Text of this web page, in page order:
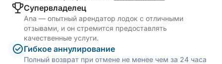
Cупервладелец
Ana — опытный арендатор лодок с отличными
отзывами, и он стремится предоставлять
качественные услуги.
Гибкое аннулирование
Полный возврат при отмене не менее чем за 24 часа